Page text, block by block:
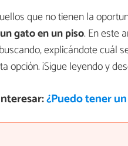
que no tienen la
gato en un piso. En este
explicándote cuál
opción. ¡Sigue leyendo y
¿Puedo tener